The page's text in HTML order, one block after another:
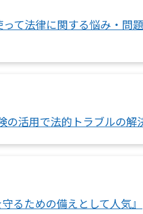
て法律に関する悩み・問
活用で法的トラブルの解
ための備えとして人気』